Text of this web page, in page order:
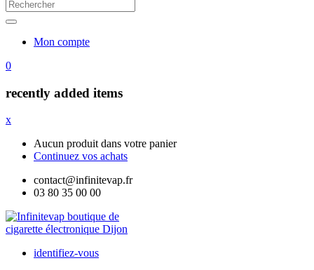
Mon compte
0
recently added items
x
Aucun produit dans votre panier
Continuez vos achats
contact@infinitevap.fr
03 80 35 00 00
identifiez-vous